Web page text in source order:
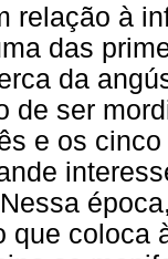
relação à
das
da
de ser
e os
que coloca